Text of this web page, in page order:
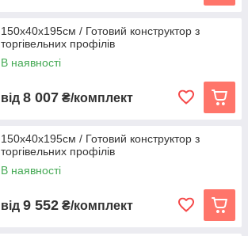
150х40х195см / Готовий конструктор з
торгівельних профілів
В наявності
від 8 007 ₴/комплект
150х40х195см / Готовий конструктор з
торгівельних профілів
В наявності
від 9 552 ₴/комплект